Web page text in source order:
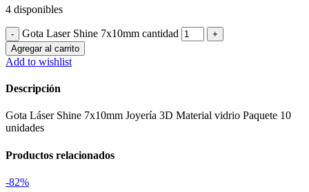
4 disponibles
Gota Laser Shine 7x10mm cantidad
Agregar al carrito
Add to wishlist
Descripción
Gota Láser Shine 7x10mm Joyería 3D Material vidrio Paquete 10
unidades
Productos relacionados
-82%